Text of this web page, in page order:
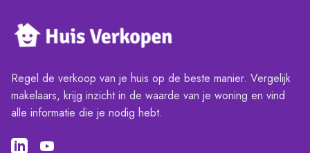
Regel de verkoop van je huis op de beste manier. Vergelijk
makelaars, krijg inzicht in de waarde van je woning en vind
alle informatie die je nodig hebt.